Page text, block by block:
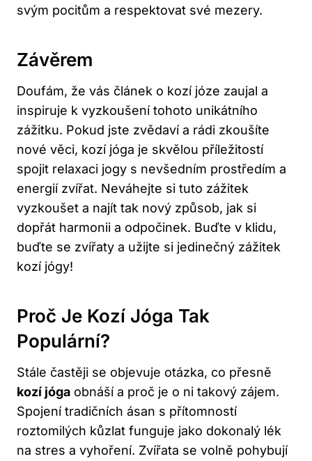
svým pocitům‍ a ‌respektovat své mezery.
Závěrem
Doufám, že vás článek o kozí józe zaujal ⁢a
inspiruje⁢ k vyzkoušení tohoto unikátního
zážitku.⁣ Pokud jste zvědaví ​a rádi zkoušíte
nové věci, kozí jóga je skvělou příležitostí
spojit relaxaci jogy s nevšedním‌ prostředím a
energií zvířat. ‍Neváhejte si tuto zážitek
vyzkoušet a najít tak nový způsob, jak si
dopřát​ harmonii a ​odpočinek. Buďte ⁣v klidu,
buďte ‍se zvířaty a užijte si ⁣jedinečný zážitek
kozí jógy!
Proč Je Kozí Jóga Tak
Populární?
Stále častěji se objevuje otázka, co přesně
kozí jóga obnáší a proč je o ni takový zájem.
Spojení tradičních ásan s přítomností
roztomilých kůzlat funguje jako dokonalý lék
na stres a vyhoření. Zvířata se volně pohybují